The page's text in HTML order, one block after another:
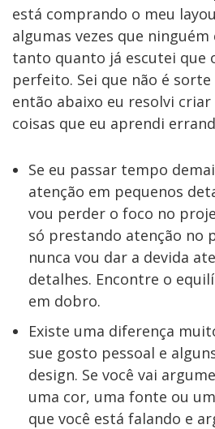
está comprando o meu
algumas vezes que
tanto quanto já escutei que
perfeito. Sei que não é
então abaixo eu resolvi
coisas que eu aprendi
Se eu passar tempo
atenção em pequenos
vou perder o foco no
só prestando atenção no
nunca vou dar a devida
detalhes. Encontre o
em dobro.
Existe uma diferença
sue gosto pessoal e
design. Se você vai
uma cor, uma fonte ou
que você está falando e